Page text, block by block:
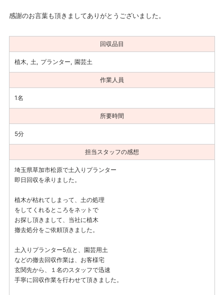
感謝のお言葉も頂きましてありがとうございました。
回収品目
植木 土 プランター 園芸土
作業人員
1名
所要時間
5分
担当スタッフの感想
埼玉県草加市松原で土入りプランター
即日回収を承りました。
植木が枯れてしまって、土の処理
をしてくれるところをネットで
お探し頂きまして、当社に植木
撤去処分をご依頼頂きました。
土入りプランター5点と、園芸用土
などの撤去回収作業は、お客様宅
玄関先から、１名のスタッフで迅速
手寧に回収作業を行わせて頂きました。